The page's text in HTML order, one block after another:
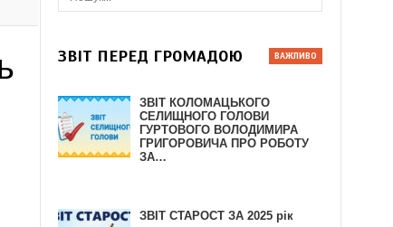
ЗВІТ ПЕРЕД ГРОМАДОЮ
ЗВІТ КОЛОМАЦЬКОГО
СЕЛИЩНОГО ГОЛОВИ
ГУРТОВОГО ВОЛОДИМИРА
ГРИГОРОВИЧА ПРО РОБОТУ
ЗА…
ЗВІТ СТАРОСТ ЗА 2025 рік